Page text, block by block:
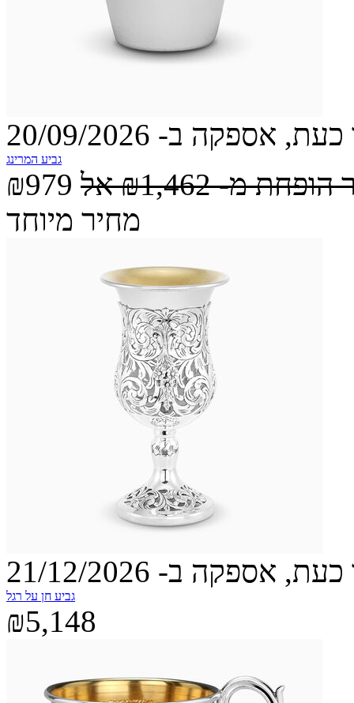
אספקה ב- 20/09/2026
גביע המרינג
₪979 הופחת מ-₪1,462 אל
מחיר מיוחד
אספקה ב- 21/12/2026
גביע חן על רגל
₪5,148